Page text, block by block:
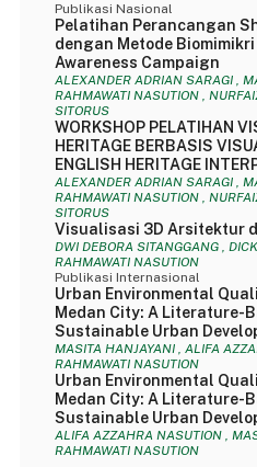
Publikasi Nasional
Pelatihan Perancangan
dengan Metode
Awareness Campaign
ALEXANDER ADRIAN SARAGI ,
RAHMAWATI NASUTION ,
SITORUS
WORKSHOP PELATIHAN
HERITAGE BERBASIS
ENGLISH HERITAGE
ALEXANDER ADRIAN SARAGI ,
RAHMAWATI NASUTION ,
SITORUS
Visualisasi 3D Arsitektur
DWI DEBORA SITANGGANG ,
RAHMAWATI NASUTION
Publikasi Internasional
Urban Environmental
Medan City: A Literature-
Sustainable Urban
MASITA HANJAYANI , ALIFA
RAHMAWATI NASUTION
Urban Environmental
Medan City: A Literature-
Sustainable Urban
ALIFA AZZAHRA NASUTION ,
RAHMAWATI NASUTION